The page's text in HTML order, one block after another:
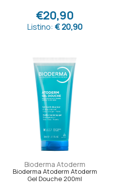
€20,90
Listino: € 20,90
Bioderma Atoderm
Bioderma Atoderm Atoderm
Gel Douche 200ml